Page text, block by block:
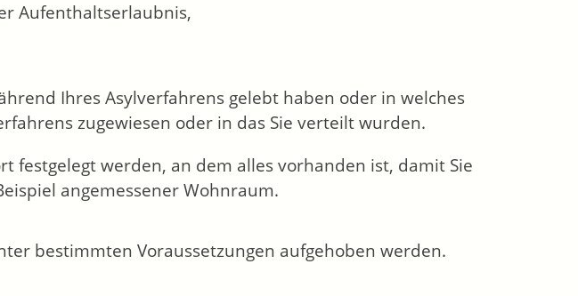
Aufenthaltserlaubnis,
Ihres Asylverfahrens gelebt haben oder in welches
zugewiesen oder in das Sie verteilt wurden.
festgelegt werden, an dem alles vorhanden ist, damit Sie
angemessener Wohnraum.
bestimmten Voraussetzungen aufgehoben werden.